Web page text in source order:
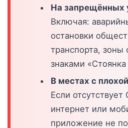
На запрещённых
Включая:
остановки
транспорта,
знаками
В местах с
Если
интернет или
приложение не